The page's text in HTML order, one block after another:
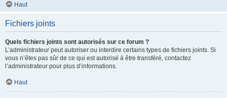
Haut
Fichiers joints
Quels fichiers joints sont autorisés sur ce forum ?
L’administrateur peut autoriser ou interdire certains types de fichiers joints. Si
vous n’êtes pas sûr de ce qui est autorisé à être transféré, contactez
l’administrateur pour plus d’informations.
Haut